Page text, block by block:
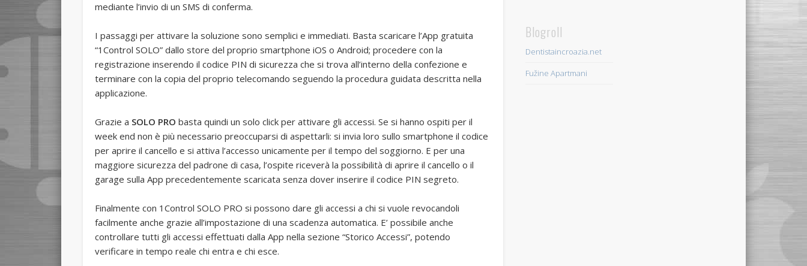
mediante l’invio di un SMS di conferma.
I passaggi per attivare la soluzione sono semplici e immediati. Basta scaricare l’App gratuita
“1Control SOLO” dallo store del proprio smartphone iOS o Android; procedere con la
registrazione inserendo il codice PIN di sicurezza che si trova all’interno della confezione e
terminare con la copia del proprio telecomando seguendo la procedura guidata descritta nella
applicazione.
Grazie a SOLO PRO basta quindi un solo click per attivare gli accessi. Se si hanno ospiti per il
week end non è più necessario preoccuparsi di aspettarli: si invia loro sullo smartphone il codice
per aprire il cancello e si attiva l’accesso unicamente per il tempo del soggiorno. E per una
maggiore sicurezza del padrone di casa, l’ospite riceverà la possibilità di aprire il cancello o il
garage sulla App precedentemente scaricata senza dover inserire il codice PIN segreto.
Finalmente con 1Control SOLO PRO si possono dare gli accessi a chi si vuole revocandoli
facilmente anche grazie all’impostazione di una scadenza automatica. E’ possibile anche
controllare tutti gli accessi effettuati dalla App nella sezione “Storico Accessi”, potendo
verificare in tempo reale chi entra e chi esce.
Blogroll
Dentistaincroazia.net
Fužine Apartmani